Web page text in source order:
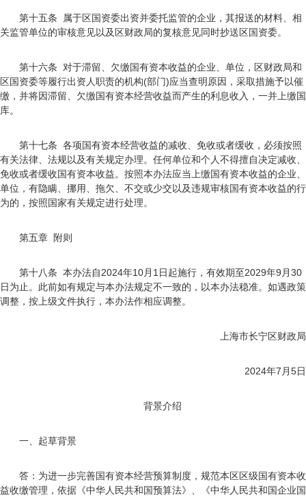
第十五条 属于区国资委出资并委托监管的企业，其报送的材料、相
关监管单位的审核意见以及区财政局的复核意见同时抄送区国资委。
第十六条 对于滞留、欠缴国有资本收益的企业、单位，区财政局和
区国资委等履行出资人职责的机构(部门)应当查明原因，采取措施予以催
缴，并将因滞留、欠缴国有资本经营收益而产生的利息收入，一并上缴国
库。
第十七条 各项国有资本经营收益的减收、免收或者缓收，必须按照
有关法律、法规以及有关规定办理。任何单位和个人不得擅自决定减收、
免收或者缓收国有资本收益。按照本办法应当上缴国有资本收益的企业、
单位，有隐瞒、挪用、拖欠、不交或少交以及违规审核国有资本收益的行
为的，按照国家有关规定进行处理。
第五章 附则
第十八条 本办法自2024年10月1日起施行，有效期至2029年9月30
日为止。此前如有规定与本办法规定不一致的，以本办法稳准。如遇政策
调整，按上级文件执行，本办法作相应调整。
上海市长宁区财政局
2024年7月5日
背景介绍
一、起草背景
答：为进一步完善国有资本经营预算制度，规范本区区级国有资本收
益收缴管理，依据《中华人民共和国预算法》、《中华人民共和国企业国